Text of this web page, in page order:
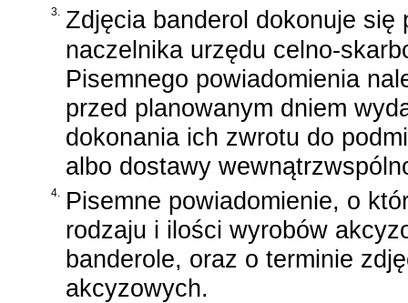
3. Zdjęcia banderol dokonuje się
naczelnika urzędu celno-
Pisemnego powiadomienia
przed planowanym dniem
dokonania ich zwrotu do
albo dostawy
4. Pisemne powiadomienie, o
rodzaju i ilości wyrobów
banderole, oraz o terminie
akcyzowych.